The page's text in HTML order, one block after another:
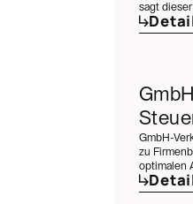
sagt
GmbH-
zu
optimalen